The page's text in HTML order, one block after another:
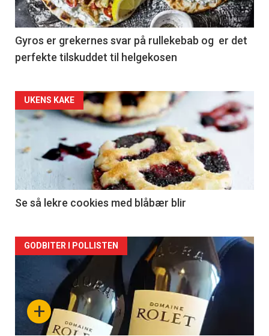
Gyros er grekernes svar på rullekebab og er det
perfekte tilskuddet til helgekosen
Forsiden
akkurat
nå
2
UKENS KAKE
Se så lekre cookies med blåbær blir
Forsiden
akkurat
nå+
GODBITER I POLLISTEN